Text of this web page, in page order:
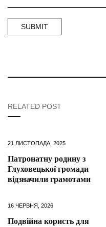
RELATED POST
21 ЛИСТОПАДА, 2025
Патронатну родину з
Глуховецької громади
відзначили грамотами
16 ЧЕРВНЯ, 2026
Подвійна користь для